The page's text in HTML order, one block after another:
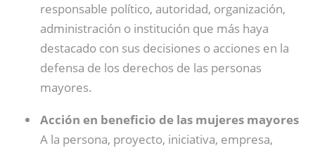
responsable político, autoridad, organización,
administración o institución que más haya
destacado con sus decisiones o acciones en la
defensa de los derechos de las personas
mayores.
Acción en beneficio de las mujeres mayores
A la persona, proyecto, iniciativa, empresa,